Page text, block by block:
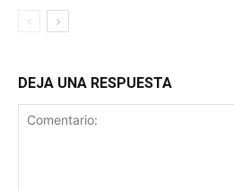
DEJA UNA RESPUESTA